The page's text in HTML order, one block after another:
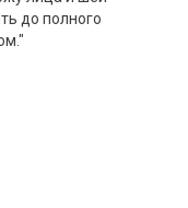
до полного